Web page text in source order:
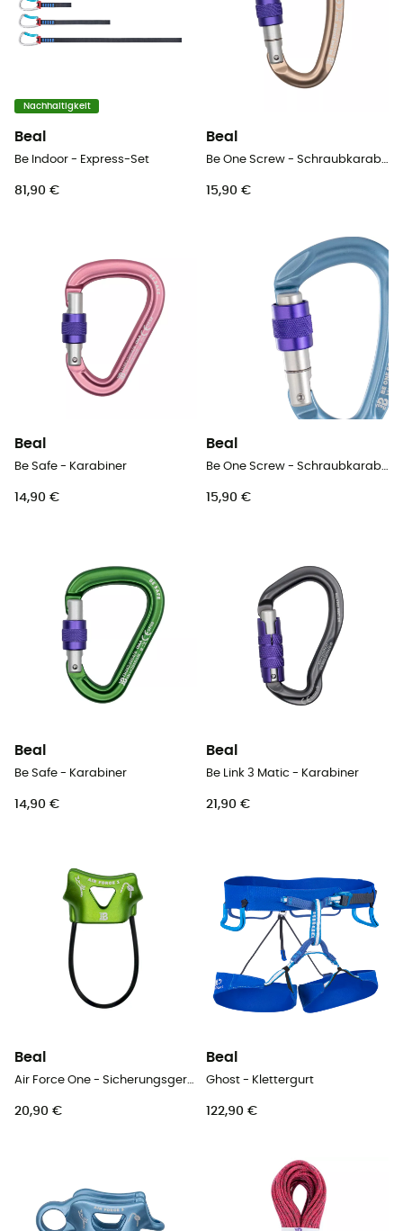
Nachhaltigkeit
Beal
Be Indoor - Express-Set
81,90 €
Beal
15,90 €
Beal
Be Safe - Karabiner
14,90 €
Beal
15,90 €
Beal
Be Safe - Karabiner
14,90 €
Beal
Be Link 3 Matic - Karabiner
21,90 €
Beal
20,90 €
Beal
Ghost - Klettergurt
122,90 €